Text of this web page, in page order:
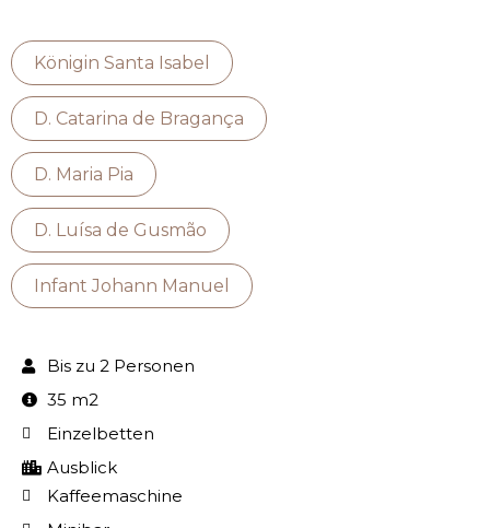
Königin Santa Isabel
D. Catarina de Bragança
D. Maria Pia
D. Luísa de Gusmão
Infant Johann Manuel
Bis zu 2 Personen
35 m2
Einzelbetten
Ausblick
Kaffeemaschine